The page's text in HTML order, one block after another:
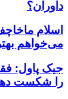
داوران؟
اسلام
می‌خواهم
را شکست